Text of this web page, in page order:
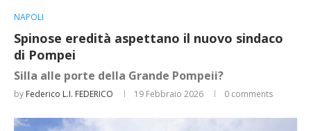
NAPOLI
Spinose eredità aspettano il nuovo sindaco
di Pompei
Silla alle porte della Grande Pompeii?
by Federico L.I. FEDERICO 19 Febbraio 2026 0 comments